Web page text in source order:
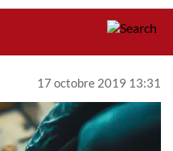
17 octobre 2019 13:31